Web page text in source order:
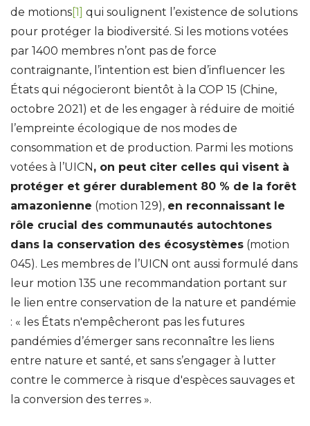
de motions[1] qui soulignent l’existence de solutions
pour protéger la biodiversité. Si les motions votées
par 1400 membres n’ont pas de force
contraignante, l’intention est bien d’influencer les
États qui négocieront bientôt à la COP 15 (Chine,
octobre 2021) et de les engager à réduire de moitié
l’empreinte écologique de nos modes de
consommation et de production. Parmi les motions
votées à l’UICN, on peut citer celles qui visent à
protéger et gérer durablement 80 % de la forêt
amazonienne (motion 129), en reconnaissant le
rôle crucial des communautés autochtones
dans la conservation des écosystèmes (motion
045). Les membres de l’UICN ont aussi formulé dans
leur motion 135 une recommandation portant sur
le lien entre conservation de la nature et pandémie
: « les États n'empêcheront pas les futures
pandémies d’émerger sans reconnaître les liens
entre nature et santé, et sans s’engager à lutter
contre le commerce à risque d'espèces sauvages et
la conversion des terres ».